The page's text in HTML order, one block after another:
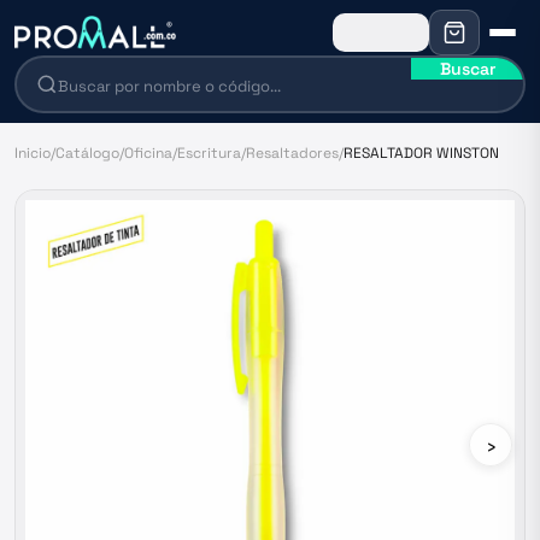
Buscar
Inicio/Catálogo/Oficina/Escritura/Resaltadores/RESALTADOR WINSTON
›